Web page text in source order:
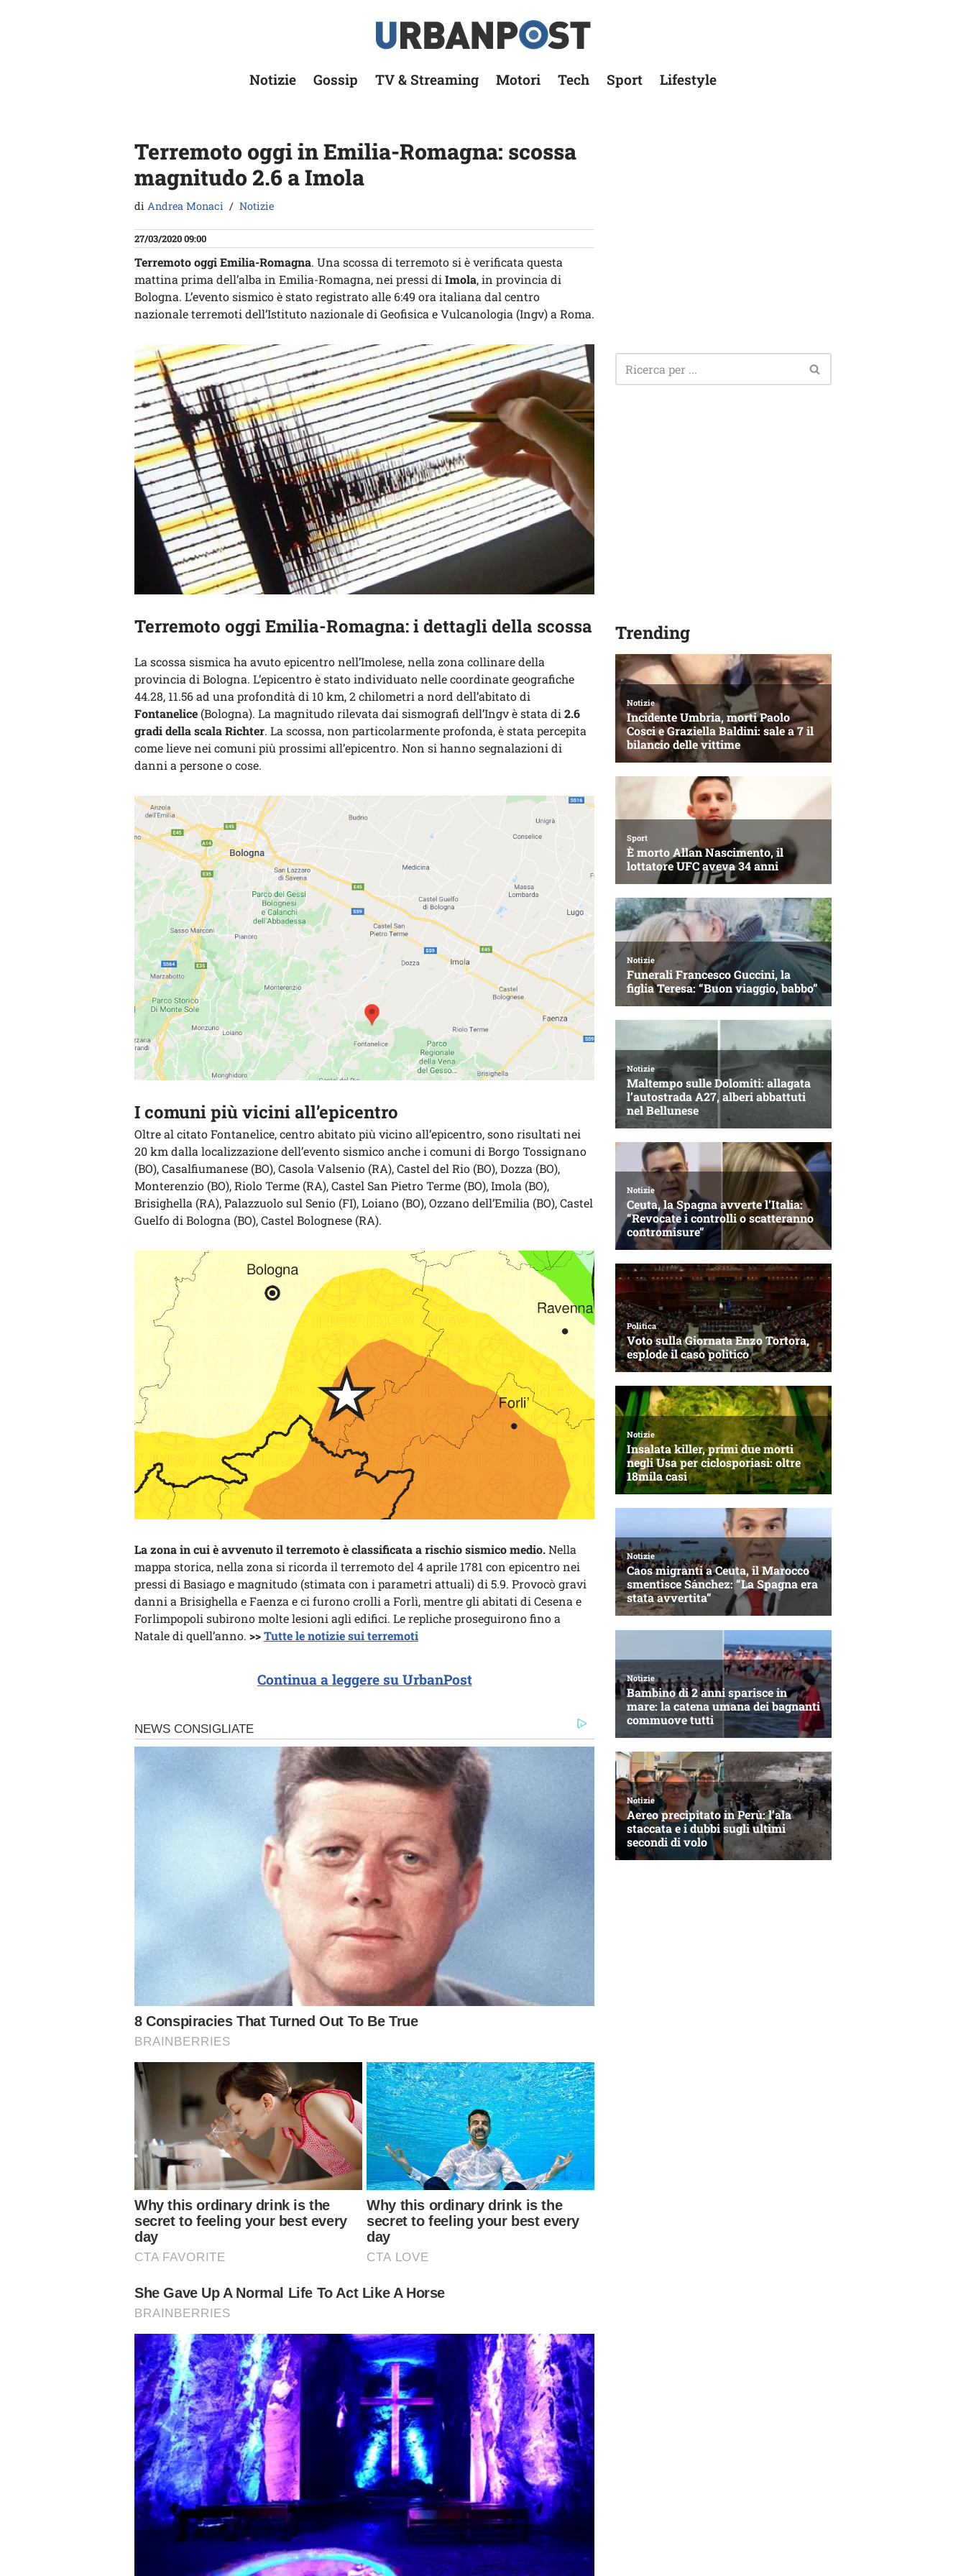
Notizie Gossip TV & Streaming Motori Tech Sport Lifestyle
Terremoto oggi in Emilia-Romagna: scossa
magnitudo 2.6 a Imola
di Andrea Monaci Notizie
27/03/2020 09:00
Terremoto oggi Emilia-Romagna. Una scossa di terremoto si è verificata questa
mattina prima dell’alba in Emilia-Romagna, nei pressi di Imola, in provincia di
Bologna. L’evento sismico è stato registrato alle 6:49 ora italiana dal centro
nazionale terremoti dell’Istituto nazionale di Geofisica e Vulcanologia (Ingv) a Roma.
Terremoto oggi Emilia-Romagna: i dettagli della scossa
La scossa sismica ha avuto epicentro nell’Imolese, nella zona collinare della
provincia di Bologna. L’epicentro è stato individuato nelle coordinate geografiche
44.28, 11.56 ad una profondità di 10 km, 2 chilometri a nord dell’abitato di
Fontanelice (Bologna). La magnitudo rilevata dai sismografi dell’Ingv è stata di 2.6
gradi della scala Richter. La scossa, non particolarmente profonda, è stata percepita
come lieve nei comuni più prossimi all’epicentro. Non si hanno segnalazioni di
danni a persone o cose.
I comuni più vicini all’epicentro
Oltre al citato Fontanelice, centro abitato più vicino all’epicentro, sono risultati nei
20 km dalla localizzazione dell’evento sismico anche i comuni di Borgo Tossignano
(BO), Casalfiumanese (BO), Casola Valsenio (RA), Castel del Rio (BO), Dozza (BO),
Monterenzio (BO), Riolo Terme (RA), Castel San Pietro Terme (BO), Imola (BO),
Brisighella (RA), Palazzuolo sul Senio (FI), Loiano (BO), Ozzano dell’Emilia (BO), Castel
Guelfo di Bologna (BO), Castel Bolognese (RA).
La zona in cui è avvenuto il terremoto è classificata a rischio sismico medio.Nella
mappa storica, nella zona si ricorda il terremoto del 4 aprile 1781 con epicentro nei
pressi di Basiago e magnitudo (stimata con i parametri attuali) di 5.9. Provocò gravi
danni a Brisighella e Faenza e ci furono crolli a Forlì, mentre gli abitati di Cesena e
Forlimpopoli subirono molte lesioni agli edifici. Le repliche proseguirono fino a
Natale di quell’anno. >>Tutte le notizie sui terremoti
Continua a leggere su UrbanPost
Trending